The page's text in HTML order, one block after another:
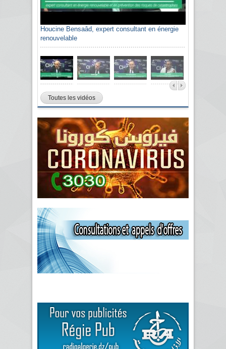
Houcine Bensaâd, expert consultant en énergie
renouvelable
Toutes les vidéos